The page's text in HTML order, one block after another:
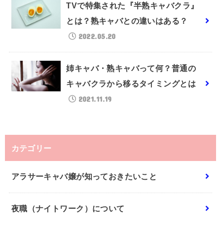
TVで特集された『半熟キャバクラ』
とは？熟キャバとの違いはある？
2022.05.20
姉キャバ・熟キャバって何？普通の
キャバクラから移るタイミングとは
2021.11.19
カテゴリー
アラサーキャバ嬢が知っておきたいこと
夜職（ナイトワーク）について